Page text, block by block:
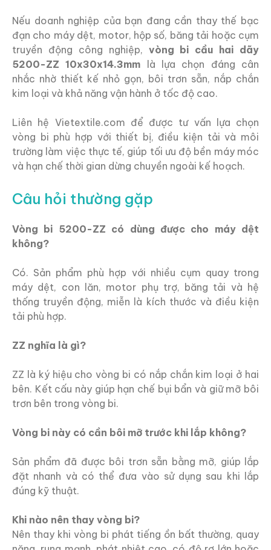
Nếu doanh nghiệp của bạn đang cần thay thế bạc
đạn cho máy dệt, motor, hộp số, băng tải hoặc cụm
truyền động công nghiệp, vòng bi cầu hai dãy
5200-ZZ 10x30x14.3mm là lựa chọn đáng cân
nhắc nhờ thiết kế nhỏ gọn, bôi trơn sẵn, nắp chắn
kim loại và khả năng vận hành ở tốc độ cao.
Liên hệ Vietextile.com để được tư vấn lựa chọn
vòng bi phù hợp với thiết bị, điều kiện tải và môi
trường làm việc thực tế, giúp tối ưu độ bền máy móc
và hạn chế thời gian dừng chuyền ngoài kế hoạch.
Câu hỏi thường gặp
Vòng bi 5200-ZZ có dùng được cho máy dệt
không?
Có. Sản phẩm phù hợp với nhiều cụm quay trong
máy dệt, con lăn, motor phụ trợ, băng tải và hệ
thống truyền động, miễn là kích thước và điều kiện
tải phù hợp.
ZZ nghĩa là gì?
ZZ là ký hiệu cho vòng bi có nắp chắn kim loại ở hai
bên. Kết cấu này giúp hạn chế bụi bẩn và giữ mỡ bôi
trơn bên trong vòng bi.
Vòng bi này có cần bôi mỡ trước khi lắp không?
Sản phẩm đã được bôi trơn sẵn bằng mỡ, giúp lắp
đặt nhanh và có thể đưa vào sử dụng sau khi lắp
đúng kỹ thuật.
Khi nào nên thay vòng bi?
Nên thay khi vòng bi phát tiếng ồn bất thường, quay